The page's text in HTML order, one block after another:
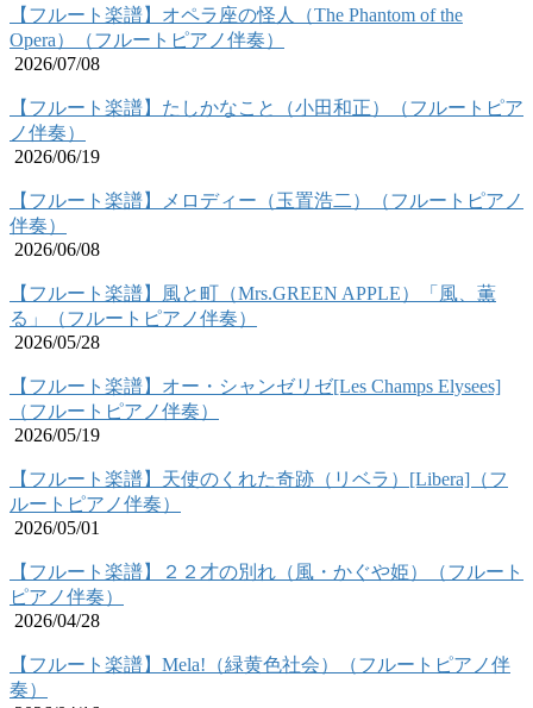
【フルート楽譜】オペラ座の怪人（The Phantom of the
Opera）（フルートピアノ伴奏）
2026/07/08
【フルート楽譜】たしかなこと（小田和正）（フルートピア
ノ伴奏）
2026/06/19
【フルート楽譜】メロディー（玉置浩二）（フルートピアノ
伴奏）
2026/06/08
【フルート楽譜】風と町（Mrs.GREEN APPLE）「風、薫
る」（フルートピアノ伴奏）
2026/05/28
【フルート楽譜】オー・シャンゼリゼ[Les Champs Elysees]
（フルートピアノ伴奏）
2026/05/19
【フルート楽譜】天使のくれた奇跡（リベラ）[Libera]（フ
ルートピアノ伴奏）
2026/05/01
【フルート楽譜】２２才の別れ（風・かぐや姫）（フルート
ピアノ伴奏）
2026/04/28
【フルート楽譜】Mela!（緑黄色社会）（フルートピアノ伴
奏）